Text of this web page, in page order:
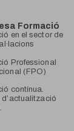
Formació
en el sector de
Professional
(FPO)
contínua.
d’actualització